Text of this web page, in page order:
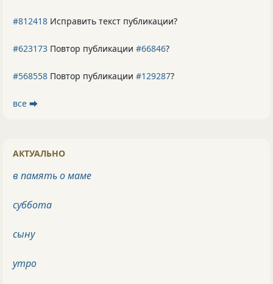
#812418 Исправить текст публикации?
#623173 Повтор публикации #66846?
#568558 Повтор публикации #129287?
все ⮕
АКТУАЛЬНО
в память о маме
суббота
сыну
утро